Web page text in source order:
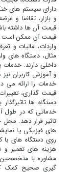
دارای سیستم های
و بازار، تقاضا و
قیمت آن ها داشته
قیمت آن ممکن است
واردات، مالیات و
مثال، دستگاه های
داخلی دارند.
و آموزش کاربران
خدمات را ارائه می
قیمت گذاری،
دستگاه ها
خدماتی که در طول
تاثیر قرار دهد.
های فیزیکی یا
روی دستگاه های با
هزینه های تعمیر و
مشاوره با
گیری صحیح کمک